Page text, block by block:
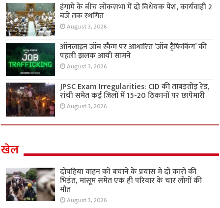
हंगामे के बीच लोकसभा में दो विधेयक पेश, कार्यवाही 2
बजे तक स्थगित
August 3, 2026
ऑनलाइन जॉब स्कैम पर आधारित ‘जॉब ट्रैफिकिंग’ की
पहली झलक आयी सामने
August 3, 2026
JPSC Exam Irregularities: CID की ताबड़तोड़ रेड,
रांची समेत कई जिलों में 15-20 ठिकानों पर छापेमारी
August 3, 2026
खेल
दोपहिया वाहन को बचाने के प्रयास में दो कारों की
भिड़ंत, मासूम समेत एक ही परिवार के चार लोगों की
मौत
August 3, 2026